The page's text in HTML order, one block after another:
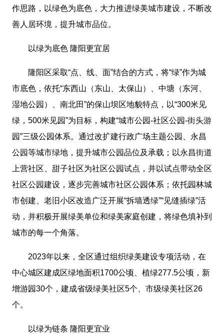
作思路，以绿色为底色，大力推进绿美城市建设，不断改
善人居环境，提升城市品位。
以绿为底色 隆阳更宜居
隆阳区采取“点、线、面”结合的方式，将“绿”作为城
市底色，依托“东西山（东山、太保山）、中塘（东河、
湿地公园）、南北田”的保山坝区地貌特点，以“300米见
绿，500米见园”为目标，构建“城市公园-社区公园-街头游
园”三级公园体系。通过改扩建行政广场主题公园、永昌
公园等城市绿地，提升城市公园品位及承载；以永昌街道
上营社区、甜子社区为社区公园试点，并以试点带动全区
社区公园建设，逐步完善城市社区公园体系；依托园林城
市创建、老旧小区改造广泛开展“拆墙透绿”“见缝插绿”活
动，并积极开展绿美单位和绿美家庭创建，将绿色填补到
城市的每一个角落。
2023年以来，全区通过组织绿美建设专项活动，在
中心城区建成区绿地面积1700公顷、植绿277.5公顷，新
增游园30个，建成省级绿美社区5个、市级绿美社区26
个。
以绿为链条 隆阳更宜业